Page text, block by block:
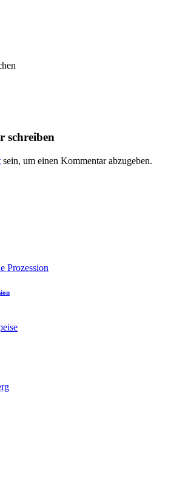
schreiben
sein, um einen Kommentar abzugeben.